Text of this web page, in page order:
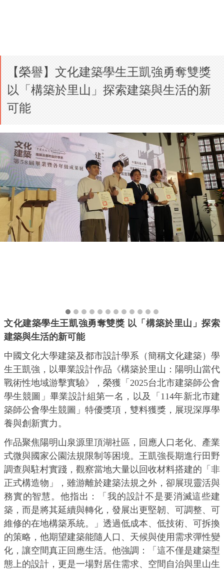
【榮譽】文化建築學生王凱強勇奪雙獎
以「構築於里山」探索建築與生活的新
可能
文化建築學生王凱強勇奪雙獎 以「構築於里山」探索
建築與生活的新可能
中國文化大學建築及都市設計學系（簡稱文化建築）學
生王凱強，以畢業設計作品《構築於里山：陽明山當代
戰術性地域游擊實驗》，榮獲「2025台北市建築師公會
學生競圖」畢業設計組第一名，以及「114年新北市建
築師公會學生競圖」特優獎項，雙料獲獎，展現深厚學
養與創新實力。
作品聚焦陽明山泉源里頂湖社區，回應人口老化、產業
式微與國家公園法規限制等困境。王凱強長期進行田野
調查與駐村實踐，觀察當地大量以回收材料搭建的「非
正式構造物」，雖游離於建築法規之外，卻展現靈活與
務實的智慧。他指出：「我的設計不是要消滅這些建
築，而是將其延續與轉化，發展出更堅韌、可調整、可
維修的在地構築系統。」透過低成本、低技術、可拆換
的策略，他期望建築能隨人口、天候與使用需求彈性變
化，讓空間真正回應生活。他強調：「這不僅是建築型
態上的設計，更是一場對居住需求、空間自治與里山生